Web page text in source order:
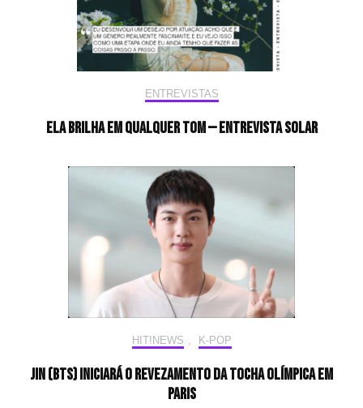
ENTREVISTAS
Ela brilha em qualquer tom — Entrevista Solar
HIT!NEWS K-POP
Jin (BTS) iniciará o revezamento da tocha olímpica em
Paris